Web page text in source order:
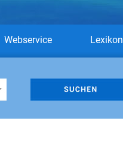
Webservice Lexikon